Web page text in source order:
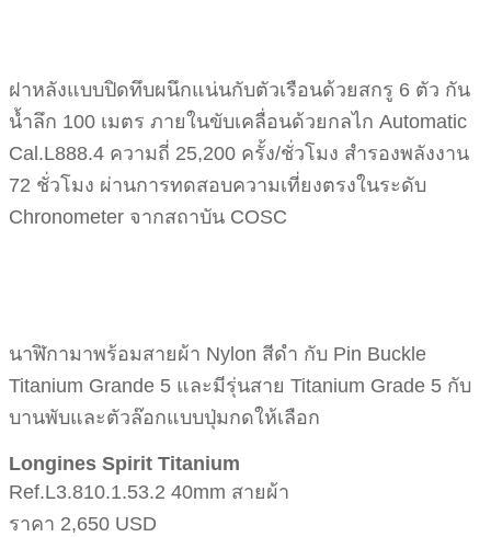
ฝาหลังแบบปิดทึบผนึกแน่นกับตัวเรือนด้วยสกรู 6 ตัว กัน
น้ำลึก 100 เมตร ภายในขับเคลื่อนด้วยกลไก Automatic
Cal.L888.4 ความถี่ 25,200 ครั้ง/ชั่วโมง สำรองพลังงาน
72 ชั่วโมง ผ่านการทดสอบความเที่ยงตรงในระดับ
Chronometer จากสถาบัน COSC
นาฬิกามาพร้อมสายผ้า Nylon สีดำ กับ Pin Buckle
Titanium Grande 5 และมีรุ่นสาย Titanium Grade 5 กับ
บานพับและตัวล๊อกแบบปุ่มกดให้เลือก
Longines Spirit Titanium
Ref.L3.810.1.53.2 40mm สายผ้า
ราคา 2,650 USD